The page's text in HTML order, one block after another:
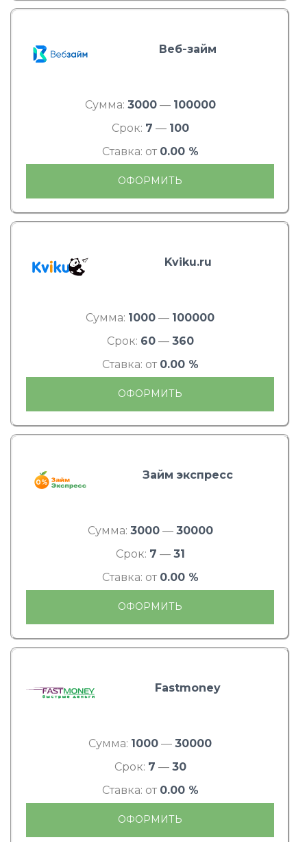
Веб-займ
Сумма: 3000— 100000
Срок: 7 — 100
Ставка: от 0.00 %
ОФОРМИТЬ
Kviku.ru
Сумма: 1000 — 100000
Срок: 60— 360
Ставка: от 0.00 %
ОФОРМИТЬ
Займ экспресс
Сумма: 3000— 30000
Срок: 7 — 31
Ставка: от 0.00 %
ОФОРМИТЬ
Fastmoney
Сумма: 1000 — 30000
Срок: 7 — 30
Ставка: от 0.00 %
ОФОРМИТЬ